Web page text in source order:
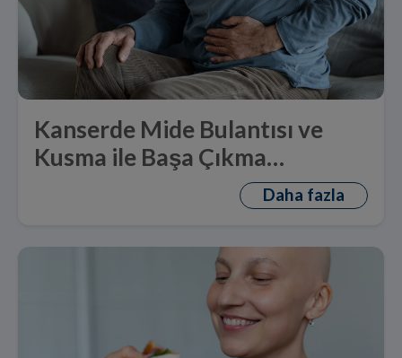
Kanserde Mide Bulantısı ve
Kusma ile Başa Çıkma
Daha fazla